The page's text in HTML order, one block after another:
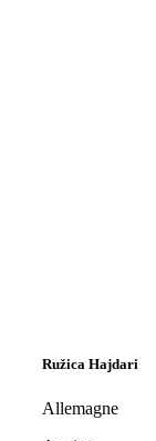
Ružica Hajdari
Allemagne